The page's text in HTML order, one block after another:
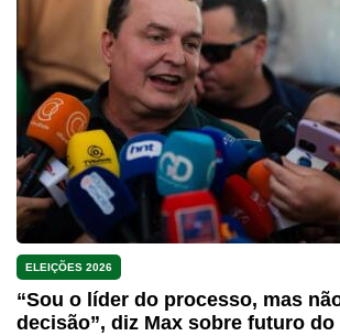
ELEIÇÕES 2026
“Sou o líder do processo, mas
decisão”, diz Max sobre futuro do